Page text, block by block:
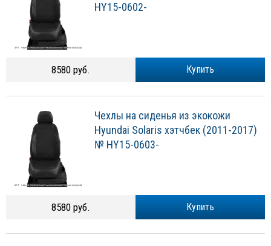
HY15-0602-
Купить
8580 руб.
Чехлы на сиденья из экокожи
Hyundai Solaris хэтчбек (2011-2017)
№ HY15-0603-
Купить
8580 руб.